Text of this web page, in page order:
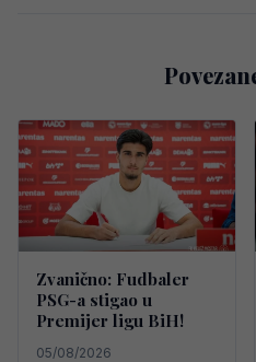
Zvanično: Fudbaler
PSG-a stigao u
Premijer ligu BiH!
05/08/2026